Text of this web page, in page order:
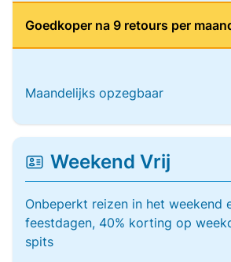
Goedkoper na 9 retours per
Maandelijks opzegbaar
Weekend Vrij
Onbeperkt reizen in het weekend
feestdagen, 40% korting op
spits